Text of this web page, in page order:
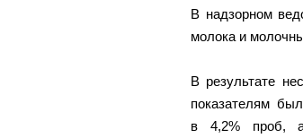
В надзорном
молока и
В результате
показателям
в 4,2% проб, а